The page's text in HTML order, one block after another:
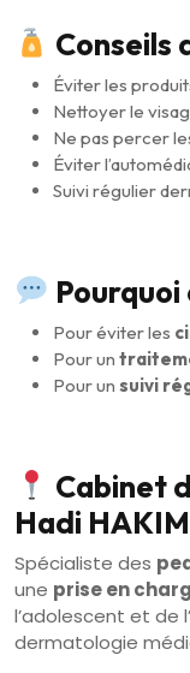
Conseils
Éviter les
Nettoyer le
Ne pas percer
Éviter
Suivi régulier
Pour éviter les
Pour un
Pour un suivi
Cabinet
Hadi
Spécialiste des
une prise en
l’adolescent et de
dermatologie